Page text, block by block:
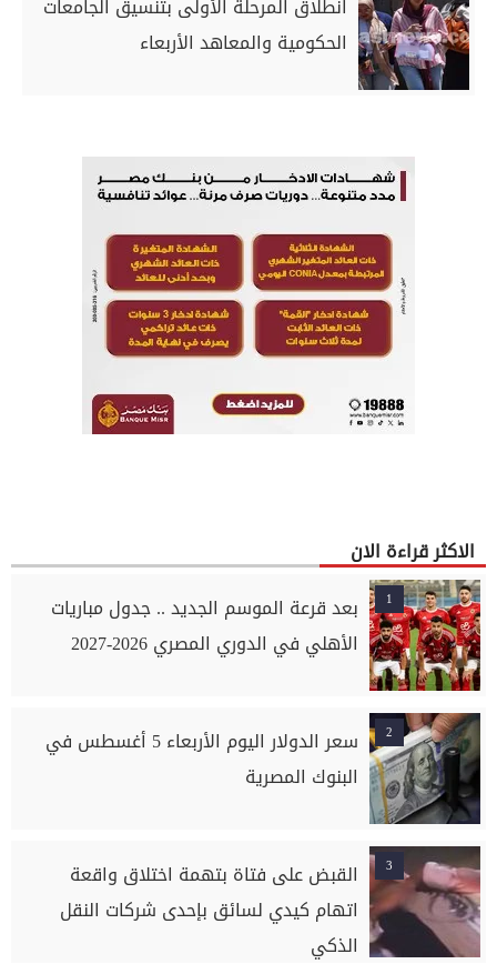
انطلاق المرحلة الأولى بتنسيق الجامعات
الحكومية والمعاهد الأربعاء
الاكثر قراءة الان
1
بعد قرعة الموسم الجديد .. جدول مباريات
الأهلي في الدوري المصري 2026-2027
2
سعر الدولار اليوم الأربعاء 5 أغسطس في
البنوك المصرية
3
القبض على فتاة بتهمة اختلاق واقعة
اتهام كيدي لسائق بإحدى شركات النقل
الذكي